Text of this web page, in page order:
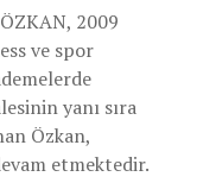
2009
ve spor
yanı sıra
Özkan,
etmektedir.